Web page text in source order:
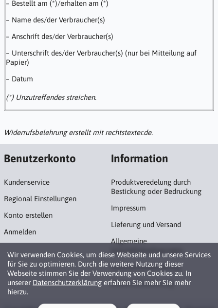
– Bestellt am (*)/erhalten am (*)
– Name des/der Verbraucher(s)
– Anschrift des/der Verbraucher(s)
– Unterschrift des/der Verbraucher(s) (nur bei Mitteilung auf
Papier)
– Datum
(*) Unzutreffendes streichen.
Widerrufsbelehrung erstellt mitrechtstexter.de.
Wir verwenden Cookies, um diese Webseite und unsere Services
für Sie zu optimieren. Durch die weitere Nutzung dieser
Webseite stimmen Sie der Verwendung von Cookies zu. In
unserer Datenschutzerklärung erfahren Sie mehr Sie mehr
hierzu.
Benutzerkonto
Kundenservice
Regional Einstellungen
Konto erstellen
Anmelden
Information
Produktveredelung durch
Bestickung oder Bedruckung
Impressum
Lieferung und Versand
Allgemeine
Geschäftsbedingungen
Datenschutzerklärung
Widerrufsbelehrung